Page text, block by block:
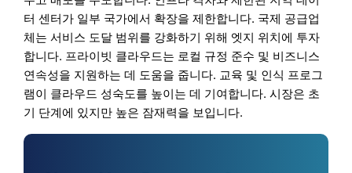
터 센터가 일부 국가에서 확장을 제한합니다. 국제 공급업
체는 서비스 도달 범위를 강화하기 위해 엣지 위치에 투자
합니다. 프라이빗 클라우드는 로컬 규정 준수 및 비즈니스
연속성을 지원하는 데 도움을 줍니다. 교육 및 인식 프로그
램이 클라우드 성숙도를 높이는 데 기여합니다. 시장은 초
기 단계에 있지만 높은 잠재력을 보입니다.